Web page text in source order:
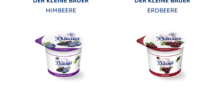
HIMBEERE
ERDBEERE